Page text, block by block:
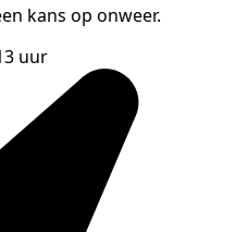
kans op onweer.
uur